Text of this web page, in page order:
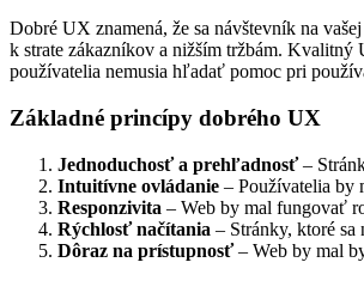
Dobré UX znamená, že sa návštevník na
k strate zákazníkov a nižším tržbám. Kvalitný
používatelia nemusia hľadať pomoc pri
Základné princípy dobrého UX
Jednoduchosť a prehľadnosť–
Intuitívne ovládanie – Používatelia by
Responzivita – Web by mal fungovať
Rýchlosť načítania – Stránky, ktoré
Dôraz na prístupnosť– Web by mal